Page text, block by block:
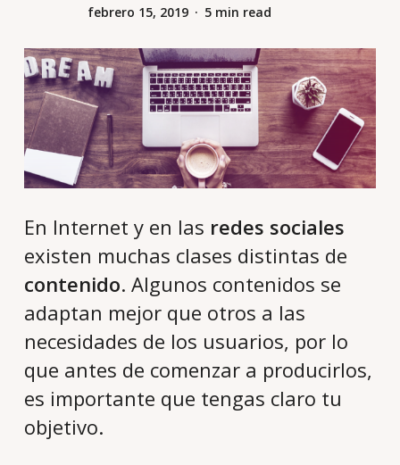
febrero 15, 2019 5 min read
En Internet y en las redes sociales
existen muchas clases distintas de
contenido. Algunos contenidos se
adaptan mejor que otros a las
necesidades de los usuarios, por lo
que antes de comenzar a producirlos,
es importante que tengas claro tu
objetivo.